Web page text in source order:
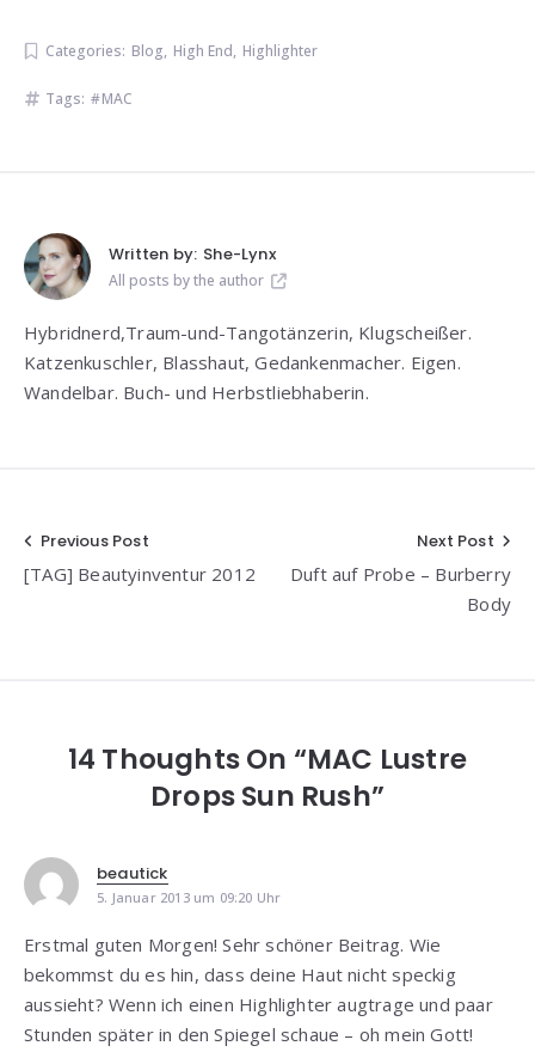
Categories: Blog, High End, Highlighter
Tags: MAC
Written by: She-Lynx
All posts by the author
Hybridnerd,Traum-und-Tangotänzerin, Klugscheißer.
Katzenkuschler, Blasshaut, Gedankenmacher. Eigen.
Wandelbar. Buch- und Herbstliebhaberin.
Beitragsnavigation
Previous Post
[TAG] Beautyinventur 2012
Next Post
Duft auf Probe – Burberry
Body
14 Thoughts On “MAC Lustre
Drops Sun Rush”
beautick
5. Januar 2013 um 09:20 Uhr
Erstmal guten Morgen! Sehr schöner Beitrag. Wie
bekommst du es hin, dass deine Haut nicht speckig
aussieht? Wenn ich einen Highlighter augtrage und paar
Stunden später in den Spiegel schaue – oh mein Gott!